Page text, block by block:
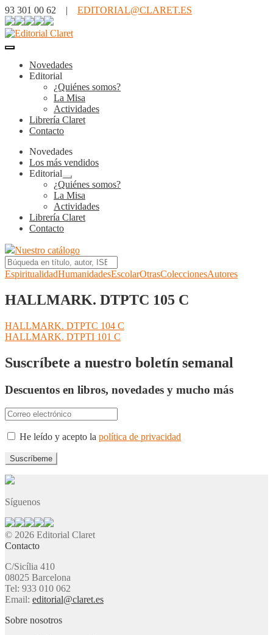
93 301 00 62 | EDITORIAL@CLARET.ES
Novedades
Editorial
¿Quiénes somos?
La Misa
Actividades
Librería Claret
Contacto
Novedades
Los más vendidos
Editorial
Expandir
el
menú
hijo
¿Quiénes somos?
La Misa
Actividades
Librería Claret
Contacto
Nuestro catálogo
EspiritualidadHumanidadesEscolarOtrasColeccionesAutores
HALLMARK. DTPTC 105 C
Navegación
de
entradas
Anterior:
HALLMARK. DTPTC 104 C
Siguiente:
HALLMARK. DTPTI 101 C
Suscríbete a nuestro boletín semanal
Descuentos en libros, novedades y mucho más
He leído y acepto la política de privacidad
Síguenos
© 2026 Editorial Claret
Contacto
C/Sicília 410
08025 Barcelona
Tel: 933 010 062
Email: editorial@claret.es
Sobre nosotros